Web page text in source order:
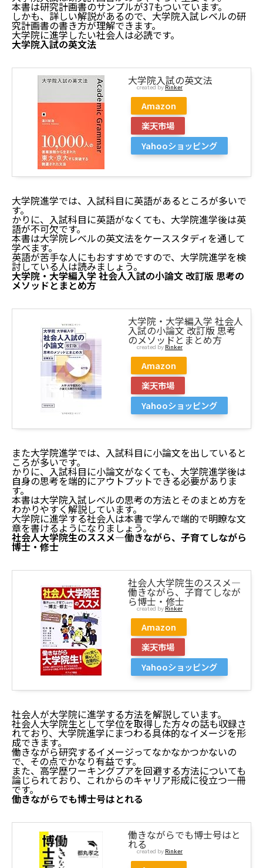
本書は研究計画書のサンプルが37もついています。
しかも、詳しい解説があるので、大学院入試レベルの研
究計画書の書き方が理解できます。
大学院に進学したい社会人は必読です。
大学院入試の英文法
大学院入試の英文法
created byRinker
Amazon
楽天市場
Yahooショッピング
大学院進学では、入試科目に英語があるところが多いで
す。
かりに、入試科目に英語がなくても、大学院進学後は英
語が不可欠です。
本書は大学院レベルの英文法をケーススタディを通して
学べます。
英語が苦手な人にもおすすめですので、大学院進学を検
討している人は読みましょう。
大学院・大学編入学 社会人入試の小論文 改訂版 思考の
メソッドとまとめ方
大学院・大学編入学 社会人
入試の小論文 改訂版 思考
のメソッドとまとめ方
created by Rinker
Amazon
楽天市場
Yahooショッピング
また大学院進学では、入試科目に小論文を出していると
ころが多いです。
かりに、入試科目に小論文がなくても、大学院進学後は
自身の思考を端的にアウトプットできる必要がありま
す。
本書は大学院入試レベルの思考の方法とそのまとめ方を
わかりやすく解説しています。
大学院に進学する社会人は本書で学んで端的で明瞭な文
章を書けるようになりましょう。
社会人大学院生のススメ―働きながら、子育てしながら
博士・修士
社会人大学院生のススメ―
働きながら、子育てしなが
ら博士・修士
created by Rinker
Amazon
楽天市場
Yahooショッピング
社会人が大学院に進学する方法を解説しています。
社会人大学院生として学位を取得した方々の話も収録さ
れており、大学院進学にまつわる具体的なイメージを形
成できます。
働きながら研究するイメージってなかなかつかないの
で、その点でかなり有益です。
また、高学歴ワーキングプアを回避する方法についても
論じられており、これからのキャリア形成に役立つ一冊
です。
働きながらでも博士号はとれる
働きながらでも博士号はと
れるcreated by Rinker
大学院に進学したい社会人におすすめ本【厳選5冊で